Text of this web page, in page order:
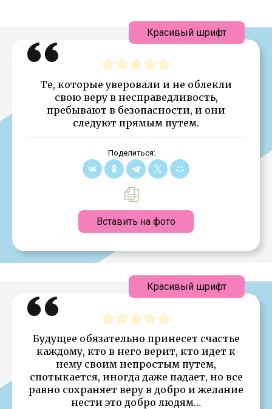
Те, которые уверовали и не облекли
свою веру в несправедливость,
пребывают в безопасности, и они
следуют прямым путем.
Поделиться:
Вставить на фото
Красивый шрифт
Будущее обязательно принесет счастье
каждому, кто в него верит, кто идет к
нему своим непростым путем,
спотыкается, иногда даже падает, но все
равно сохраняет веру в добро и желание
нести это добро людям…
Красивый шрифт